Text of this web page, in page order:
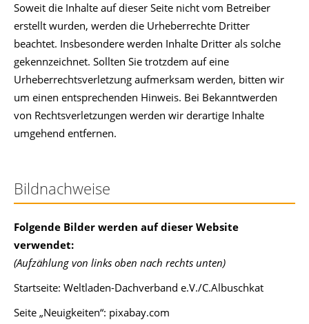
Soweit die Inhalte auf dieser Seite nicht vom Betreiber
erstellt wurden, werden die Urheberrechte Dritter
beachtet. Insbesondere werden Inhalte Dritter als solche
gekennzeichnet. Sollten Sie trotzdem auf eine
Urheberrechtsverletzung aufmerksam werden, bitten wir
um einen entsprechenden Hinweis. Bei Bekanntwerden
von Rechtsverletzungen werden wir derartige Inhalte
umgehend entfernen.
Bildnachweise
Folgende Bilder werden auf dieser Website
verwendet:
(Aufzählung von links oben nach rechts unten)
Startseite: Weltladen-Dachverband e.V./C.Albuschkat
Seite „Neuigkeiten“: pixabay.com